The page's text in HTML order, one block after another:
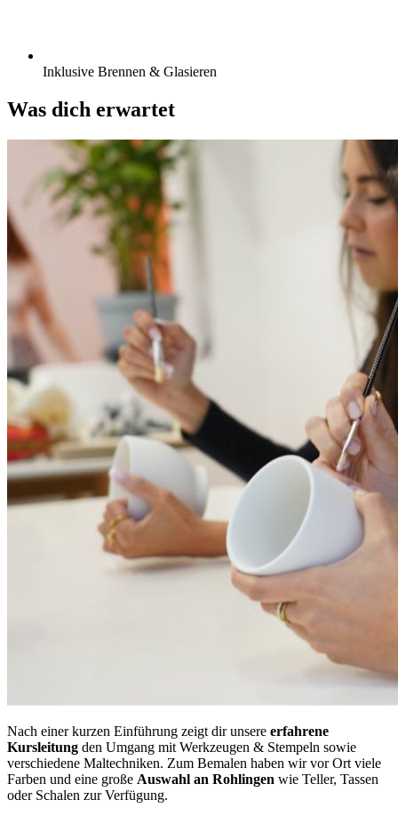
Inklusive Brennen & Glasieren
Was dich erwartet
Nach einer kurzen Einführung zeigt dir unsere erfahrene
Kursleitung den Umgang mit Werkzeugen & Stempeln sowie
verschiedene Maltechniken. Zum Bemalen haben wir vor Ort viele
Farben und eine große Auswahl an Rohlingen wie Teller, Tassen
oder Schalen zur Verfügung.